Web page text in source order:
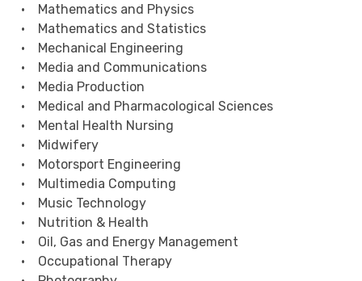
• Mathematics and Physics
• Mathematics and Statistics
• Mechanical Engineering
• Media and Communications
• Media Production
• Medical and Pharmacological Sciences
• Mental Health Nursing
• Midwifery
• Motorsport Engineering
• Multimedia Computing
• Music Technology
• Nutrition & Health
• Oil, Gas and Energy Management
• Occupational Therapy